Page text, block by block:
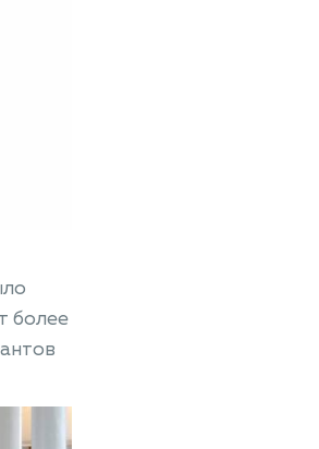
более